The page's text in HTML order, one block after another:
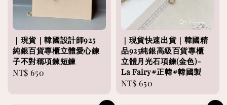
｜現貨｜韓國設計師925
純銀百貨專櫃立體愛心鍊
子不對稱項鍊短鍊
Regular
NT$ 650
｜現貨快速出貨｜韓國精
品925純銀高級百貨專櫃
立體月光石項鍊(金色)-
La Fairy#正韓#韓國製
Regular
NT$ 650